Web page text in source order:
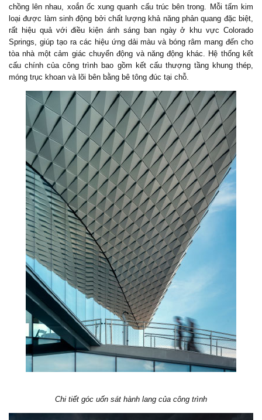
chồng lên nhau, xoắn ốc xung quanh cấu trúc bên trong. Mỗi tấm kim
loại được làm sinh động bởi chất lượng khả năng phản quang đặc biệt,
rất hiệu quả với điều kiện ánh sáng ban ngày ở khu vực Colorado
Springs, giúp tạo ra các hiệu ứng dải màu và bóng râm mang đến cho
tòa nhà một cảm giác chuyển động và năng động khác. Hệ thống kết
cấu chính của công trình bao gồm kết cấu thượng tầng khung thép,
móng trục khoan và lõi bên bằng bê tông đúc tại chỗ.
Chi tiết góc uốn sát hành lang của công trình